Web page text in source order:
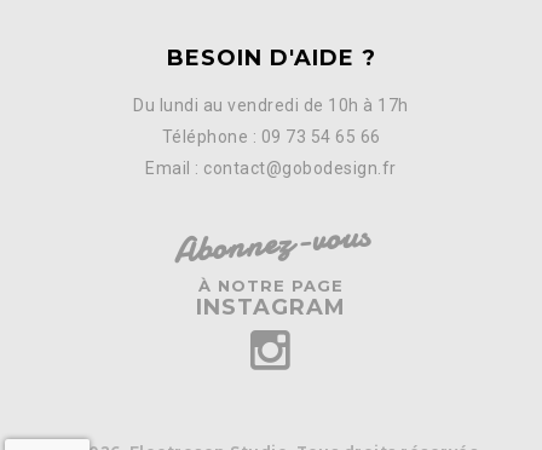
BESOIN D'AIDE ?
Du lundi au vendredi de 10h à 17h
Téléphone : 09 73 54 65 66
Email : contact@gobodesign.fr
Abonnez-vous
À NOTRE PAGE
INSTAGRAM